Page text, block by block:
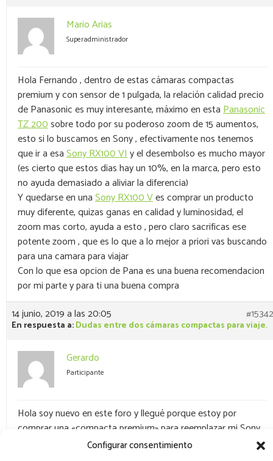
Configurar consentimiento
Mario Arias
Superadministrador
Hola Fernando , dentro de estas cámaras compactas
premium y con sensor de 1 pulgada, la relación calidad precio
de Panasonic es muy interesante, máximo en estaPanasonic
TZ 200sobre todo por su poderoso zoom de 15 aumentos,
esto si lo buscamos en Sony , efectivamente nos tenemos
que ir a esaSony RX100 VIy el desembolso es mucho mayor
(es cierto que estos dias hay un 10%, en la marca, pero esto
no ayuda demasiado a aliviar la diferencia)
Y quedarse en unaSony RX100 Ves comprar un producto
muy diferente, quizas ganas en calidad y luminosidad, el
zoom mas corto, ayuda a esto , pero claro sacrificas ese
potente zoom , que es lo que a lo mejor a priori vas buscando
para una camara para viajar
Con lo que esa opcion de Pana es una buena recomendacion
por mi parte y para ti una buena compra
14 junio, 2019 a las 20:05
#15342
En respuesta a:Dudas entre dos cámaras compactas para viaje.
Gerardo
Participante
Hola soy nuevo en este foro y llegué porque estoy por
comprar una «compacta premium» para reemplazar mi Sony
RX100 iii que pasó a mejor vida. Inicialmente iba por la Sony